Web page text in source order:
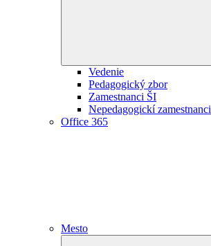
Vedenie
Pedagogický zbor
Zamestnanci ŠI
Nepedagogickí zamestnanci
Office 365
Mesto